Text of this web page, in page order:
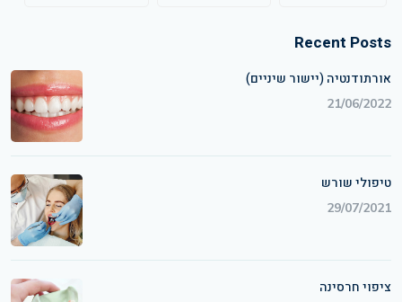
Recent Posts
אורתודנטיה (יישור שיניים)
21/06/2022
טיפולי שורש
29/07/2021
ציפוי חרסינה